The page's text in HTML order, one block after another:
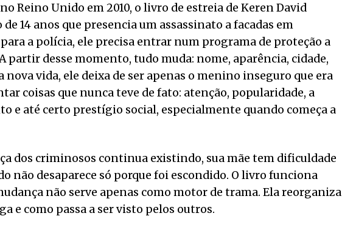
Reino Unido em 2010, o livro de estreia de Keren David
14 anos que presencia um assassinato a facadas em
a polícia, ele precisa entrar num programa de proteção a
partir desse momento, tudo muda: nome, aparência, cidade,
nova vida, ele deixa de ser apenas o menino inseguro que era
coisas que nunca teve de fato: atenção, popularidade, a
e até certo prestígio social, especialmente quando começa a
dos criminosos continua existindo, sua mãe tem dificuldade
não desaparece só porque foi escondido. O livro funciona
não serve apenas como motor de trama. Ela reorganiza
e como passa a ser visto pelos outros.